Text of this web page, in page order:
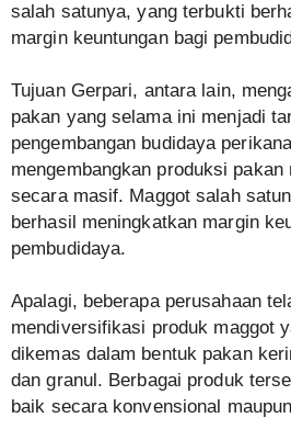
salah satunya, yang terbukti
margin keuntungan bagi
Tujuan Gerpari, antara lain,
pakan yang selama ini menjadi
pengembangan budidaya
mengembangkan produksi
secara masif. Maggot salah
berhasil meningkatkan margin
pembudidaya.
Apalagi, beberapa perusahaan
mendiversifikasi produk maggot
dikemas dalam bentuk pakan
dan granul. Berbagai produk
baik secara konvensional